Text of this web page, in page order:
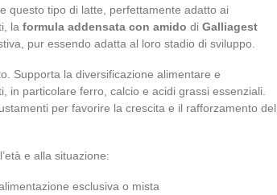
questo tipo di latte, perfettamente adatto ai
la formula addensata con amido di Galliagest
pur essendo adatta al loro stadio di sviluppo.
Supporta la diversificazione alimentare e
in particolare ferro, calcio e acidi grassi essenziali.
per favorire la crescita e il rafforzamento del
e alla situazione:
esclusiva o mista